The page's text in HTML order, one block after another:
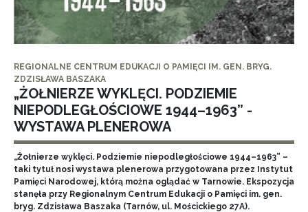
REGIONALNE CENTRUM EDUKACJI O PAMIĘCI IM. GEN. BRYG.
ZDZISŁAWA BASZAKA
„ŻOŁNIERZE WYKLĘCI. PODZIEMIE
NIEPODLEGŁOŚCIOWE 1944–1963” -
WYSTAWA PLENEROWA
„Żołnierze wyklęci. Podziemie niepodległościowe 1944–1963” –
taki tytuł nosi wystawa plenerowa przygotowana przez Instytut
Pamięci Narodowej, którą można oglądać w Tarnowie. Ekspozycja
stanęła przy Regionalnym Centrum Edukacji o Pamięci im. gen.
bryg. Zdzisława Baszaka (Tarnów, ul. Mościckiego 27A).